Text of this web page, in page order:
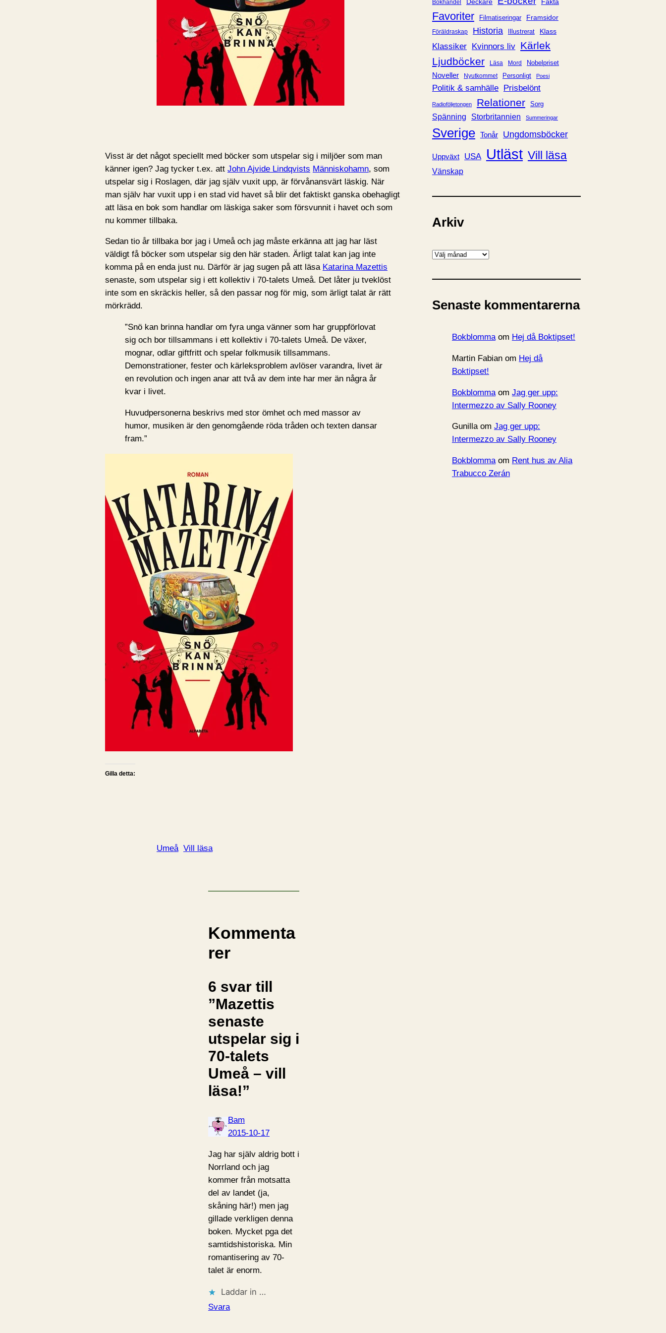
Visst är det något speciellt med böcker som utspelar sig i miljöer som man
känner igen? Jag tycker t.ex. att John Ajvide Lindqvists Människohamn, som
utspelar sig i Roslagen, där jag själv vuxit upp, är förvånansvärt läskig. När
man själv har vuxit upp i en stad vid havet så blir det faktiskt ganska obehagligt
att läsa en bok som handlar om läskiga saker som försvunnit i havet och som
nu kommer tillbaka.
Sedan tio år tillbaka bor jag i Umeå och jag måste erkänna att jag har läst
väldigt få böcker som utspelar sig den här staden. Ärligt talat kan jag inte
komma på en enda just nu. Därför är jag sugen på att läsa Katarina Mazettis
senaste, som utspelar sig i ett kollektiv i 70-talets Umeå. Det låter ju tveklöst
inte som en skräckis heller, så den passar nog för mig, som ärligt talat är rätt
mörkrädd.
”Snö kan brinna handlar om fyra unga vänner som har gruppförlovat
sig och bor tillsammans i ett kollektiv i 70-talets Umeå. De växer,
mognar, odlar giftfritt och spelar folkmusik tillsammans.
Demonstrationer, fester och kärleksproblem avlöser varandra, livet är
en revolution och ingen anar att två av dem inte har mer än några år
kvar i livet.
Huvudpersonerna beskrivs med stor ömhet och med massor av
humor, musiken är den genomgående röda tråden och texten dansar
fram.”
Gilla detta:
Umeå Vill läsa
Kommenta
rer
6 svar till
”Mazettis
senaste
utspelar sig i
70-talets
Umeå – vill
läsa!”
Bam
2015-10-17
Jag har själv aldrig bott i
Norrland och jag
kommer från motsatta
del av landet (ja,
skåning här!) men jag
gillade verkligen denna
boken. Mycket pga det
samtidshistoriska. Min
romantisering av 70-
talet är enorm.
Laddar in …
Svara
e
r
Bokhandel
Favoriter Filmatiseringar Framsidor
Föräldraskap Historia Illustrerat Klass
Klassiker Kvinnors liv Kärlek
Ljudböcker
Läsa Mord Nobelpriset
Noveller Nyutkommet Personligt Poesi
Politik & samhälle Prisbelönt
Radioföljetongen Relationer Sorg
Spänning Storbritannien Summeringar
Sverige Tonår Ungdomsböcker
Uppväxt USA Utläst Vill läsa
Vänskap
Arkiv
A
k
v
Senaste kommentarerna
Bokblommaom Hej då Boktipset!
Martin Fabian om Hej då
Boktipset!
Bokblomma om Jag ger upp:
Intermezzo av Sally Rooney
Gunillaom Jag ger upp:
Intermezzo av Sally Rooney
Bokblommaom Rent hus av Alia
Trabucco Zerán